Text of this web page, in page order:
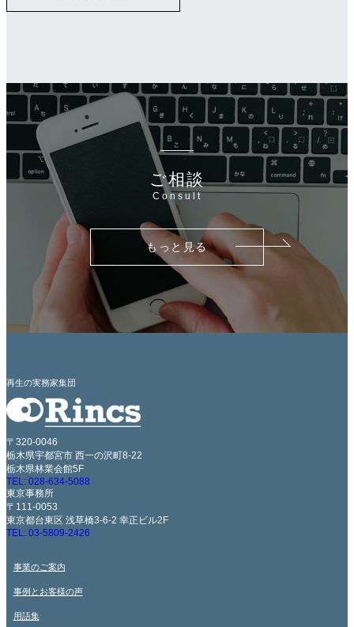
ク
ご相談
Consult
もっと見る
再生の実務家集団
〒320-0046
栃木県宇都宮市 西一の沢町8-22
栃木県林業会館5F
TEL: 028-634-5088
東京事務所
〒111-0053
東京都台東区 浅草橋3-6-2 幸正ビル2F
TEL: 03-5809-2426
事業のご案内
事例とお客様の声
用語集